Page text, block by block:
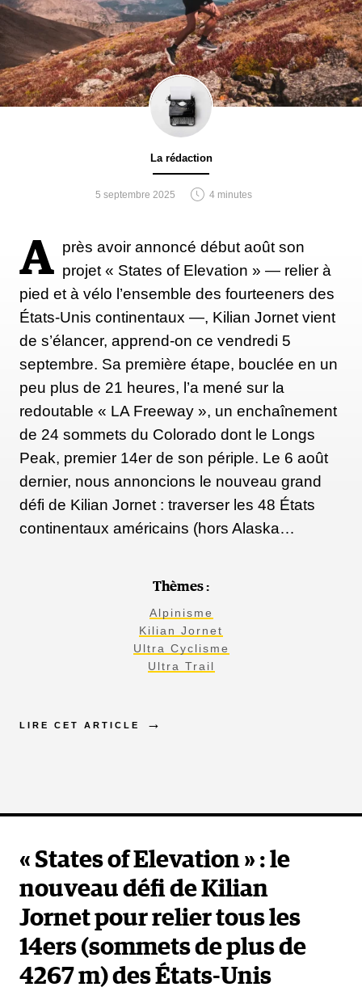
La rédaction
5 septembre 2025 4 minutes
A près avoir annoncé début août son
projet « States of Elevation » — relier à
pied et à vélo l’ensemble des fourteeners des
États-Unis continentaux —, Kilian Jornet vient
de s’élancer, apprend-on ce vendredi 5
septembre. Sa première étape, bouclée en un
peu plus de 21 heures, l’a mené sur la
redoutable « LA Freeway », un enchaînement
de 24 sommets du Colorado dont le Longs
Peak, premier 14er de son périple. Le 6 août
dernier, nous annoncions le nouveau grand
défi de Kilian Jornet : traverser les 48 États
continentaux américains (hors Alaska…
Thèmes :
Alpinisme
Kilian Jornet
Ultra Cyclisme
Ultra Trail
LIRE CET ARTICLE
« States of Elevation » : le
nouveau défi de Kilian
Jornet pour relier tous les
14ers (sommets de plus de
4267 m) des États-Unis